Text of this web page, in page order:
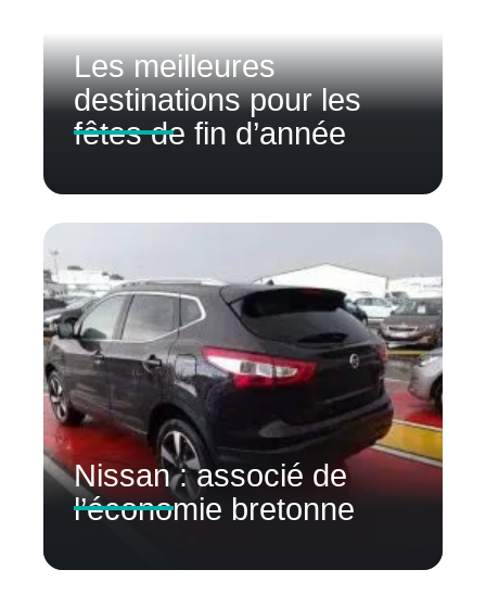
Les meilleures
destinations pour les
fêtes de fin d’année
Nissan : associé de
l’économie bretonne